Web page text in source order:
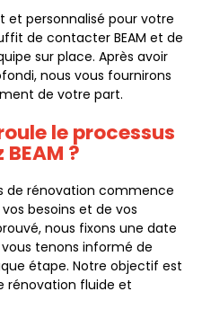
et personnalisé pour votre
de contacter BEAM et de
sur place. Après avoir
nous vous fournirons
de votre part.
le processus
?
de rénovation commence
besoins et de vos
nous fixons une date
tenons informé de
étape. Notre objectif est
rénovation fluide et